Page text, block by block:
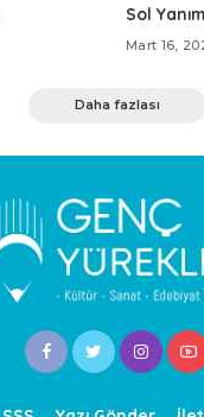
Sol
Mart 16,
Daha fazlası